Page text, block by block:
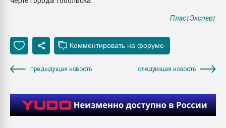
ПластЭксперт
предыдущая новость следующая новость